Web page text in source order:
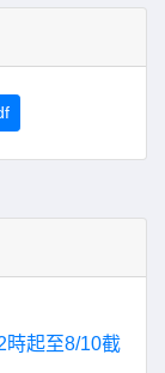
時起至8/10截